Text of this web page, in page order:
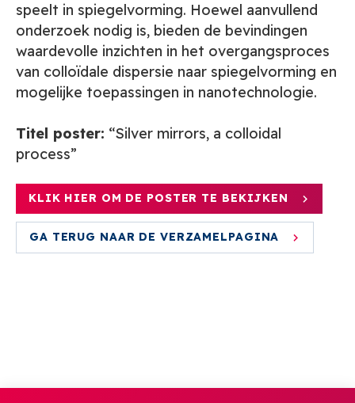
speelt in spiegelvorming. Hoewel aanvullend
onderzoek nodig is, bieden de bevindingen
waardevolle inzichten in het overgangsproces
van colloïdale dispersie naar spiegelvorming en
mogelijke toepassingen in nanotechnologie.
Titel poster: “Silver mirrors, a colloidal
process”
KLIK HIER OM DE POSTER TE BEKIJKEN
GA TERUG NAAR DE VERZAMELPAGINA